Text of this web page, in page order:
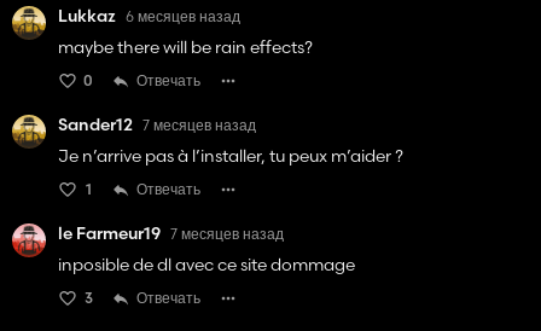
Lukkaz 6 месяцев назад
maybe there will be rain effects?
0 Отвечать
Sander12 7 месяцев назад
Je n’arrive pas à l’installer, tu peux m’aider ?
1 Отвечать
le Farmeur19 7 месяцев назад
inposible de dl avec ce site dommage
3 Отвечать